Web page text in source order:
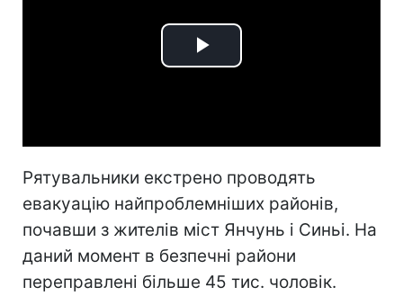
Play
Рятувальники екстрено проводять
евакуацію найпроблемніших районів,
почавши з жителів міст Янчунь і Синьі. На
даний момент в безпечні райони
переправлені більше 45 тис. чоловік.